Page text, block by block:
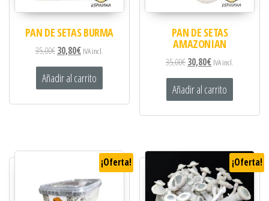
PAN DE SETAS BURMA
35,00€30,80€ IVA incl.
Añadir al carrito
PAN DE SETAS
AMAZONIAN
35,00€30,80€ IVA incl.
Añadir al carrito
¡Oferta! ¡Oferta!